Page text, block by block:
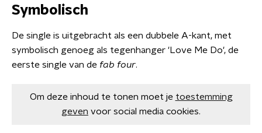
Symbolisch
De single is uitgebracht als een dubbele A-kant, met
symbolisch genoeg als tegenhanger 'Love Me Do', de
eerste single van de fab four.
Om deze inhoud te tonen moet je toestemming
geven voor social media cookies.